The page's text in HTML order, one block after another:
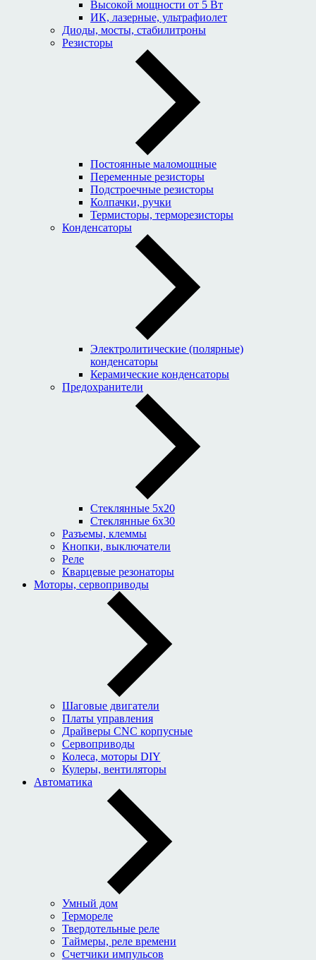
Высокой мощности от 5 Вт
ИК, лазерные, ультрафиолет
Диоды, мосты, стабилитроны
Резисторы
Постоянные маломощные
Переменные резисторы
Подстроечные резисторы
Колпачки, ручки
Термисторы, терморезисторы
Конденсаторы
Электролитические (полярные)
конденсаторы
Керамические конденсаторы
Предохранители
Стеклянные 5x20
Стеклянные 6x30
Разъемы, клеммы
Кнопки, выключатели
Реле
Кварцевые резонаторы
Моторы, сервоприводы
Шаговые двигатели
Платы управления
Драйверы CNC корпусные
Сервоприводы
Колеса, моторы DIY
Кулеры, вентиляторы
Автоматика
Умный дом
Термореле
Твердотельные реле
Таймеры, реле времени
Счетчики импульсов